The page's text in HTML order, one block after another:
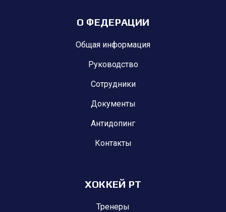
О ФЕДЕРАЦИИ
Общая информация
Руководство
Сотрудники
Документы
Антидопинг
Контакты
ХОККЕЙ РТ
Тренеры